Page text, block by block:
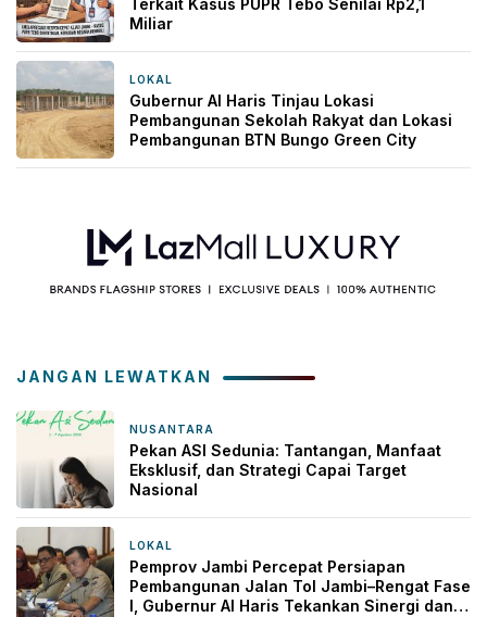
Miliar
LOKAL
Gubernur Al Haris Tinjau Lokasi
Pembangunan Sekolah Rakyat dan Lokasi
Pembangunan BTN Bungo Green City
JANGAN LEWATKAN
NUSANTARA
Pekan ASI Sedunia: Tantangan, Manfaat
Eksklusif, dan Strategi Capai Target
Nasional
LOKAL
Pemprov Jambi Percepat Persiapan
Pembangunan Jalan Tol Jambi–Rengat Fase
I, Gubernur Al Haris Tekankan Sinergi dan